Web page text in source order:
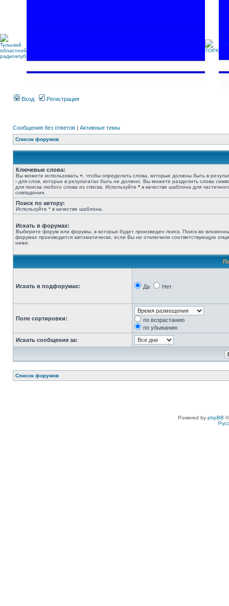
Вход Регистрация
Сообщения без ответов | Активные темы
Список форумов
Ключевые слова:
Вы можете использовать + , чтобы определить слова, которые должны быть в
- для слов, которых в результатах быть не должно. Вы можете разделить слова
для поиска любого слова из списка. Используйте * в качестве шаблона для
совпадения.
Поиск по автору:
Используйте * в качестве шаблона.
Искать в форумах:
Выберите форум или форумы, в которых будет произведен поиск. Поиск во
форумах производится автоматически, если Вы не отключили соответствующую
ниже.
Искать в подфорумах: Да Нет
Поле сортировки:
по возрастанию
по убыванию
Искать сообщения за:
Список форумов
Powered by phpBB